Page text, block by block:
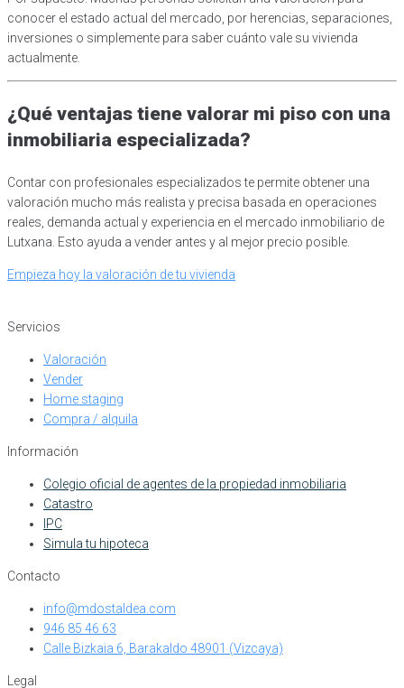
conocer el estado actual del mercado, por herencias, separaciones,
inversiones o simplemente para saber cuánto vale su vivienda
actualmente.
¿Qué ventajas tiene valorar mi piso con una
inmobiliaria especializada?
Contar con profesionales especializados te permite obtener una
valoración mucho más realista y precisa basada en operaciones
reales, demanda actual y experiencia en el mercado inmobiliario de
Lutxana. Esto ayuda a vender antes y al mejor precio posible.
Empieza hoy la valoración de tu vivienda
Servicios
Valoración
Vender
Home staging
Compra / alquila
Información
Colegio oficial de agentes de la propiedad inmobiliaria
Catastro
IPC
Simula tu hipoteca
Contacto
info@mdostaldea.com
946 85 46 63
Calle Bizkaia 6, Barakaldo 48901 (Vizcaya)
Legal